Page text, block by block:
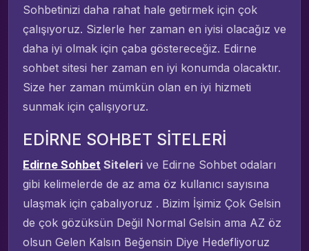
Sohbetinizi daha rahat hale getirmek için çok
çalışıyoruz. Sizlerle her zaman en iyisi olacağız ve
daha iyi olmak için çaba göstereceğiz. Edirne
sohbet sitesi her zaman en iyi konumda olacaktır.
Size her zaman mümkün olan en iyi hizmeti
sunmak için çalışıyoruz.
EDİRNE SOHBET SİTELERİ
Edirne Sohbet Siteleri ve Edirne Sohbet odaları
gibi kelimelerde de az ama öz kullanıcı sayısına
ulaşmak için çabalıyoruz . Bizim İşimiz Çok Gelsin
de çok gözüksün Değil Normal Gelsin ama AZ öz
olsun Gelen Kalsın Beğensin Diye Hedefliyoruz